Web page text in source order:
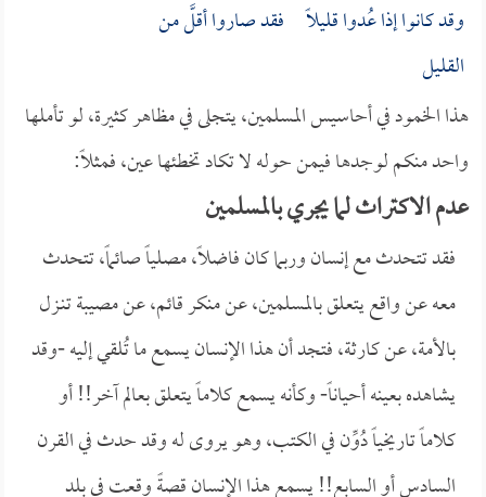
وقد كانوا إذا عُدوا قليلاً فقد صاروا أقلَّ من
القليل
هذا الخمود في أحاسيس المسلمين، يتجلى في مظاهر كثيرة، لو تأملها
واحد منكم لوجدها فيمن حوله لا تكاد تخطئها عين، فمثلاً:
عدم الاكتراث لما يجري بالمسلمين
فقد تتحدث مع إنسان وربما كان فاضلاً، مصلياً صائماً، تتحدث
معه عن واقع يتعلق بالمسلمين، عن منكر قائم، عن مصيبة تنـزل
بالأمة، عن كارثة، فتجد أن هذا الإنسان يسمع ما تُلقي إليه -وقد
يشاهده بعينه أحياناً- وكأنه يسمع كلاماً يتعلق بعالم آخر!! أو
كلاماً تاريخياً دُوِّن في الكتب، وهو يروى له وقد حدث في القرن
السادس أو السابع!! يسمع هذا الإنسان قصةً وقعت في بلد